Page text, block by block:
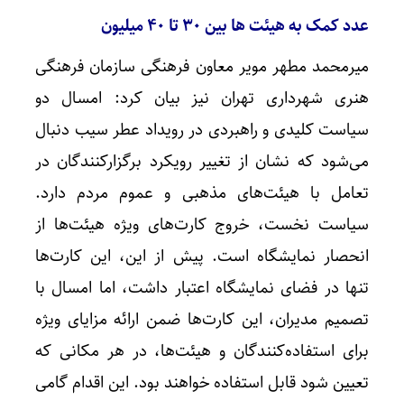
عدد کمک به هیئت ها بین ۳۰ تا ۴۰ میلیون
میرمحمد مطهر مویر معاون فرهنگی سازمان فرهنگی
هنری شهرداری تهران نیز بیان کرد: امسال دو
سیاست کلیدی و راهبردی در رویداد عطر سیب دنبال
می‌شود که نشان از تغییر رویکرد برگزارکنندگان در
تعامل با هیئت‌های مذهبی و عموم مردم دارد.
سیاست نخست، خروج کارت‌های ویژه هیئت‌ها از
انحصار نمایشگاه است. پیش از این، این کارت‌ها
تنها در فضای نمایشگاه اعتبار داشت، اما امسال با
تصمیم مدیران، این کارت‌ها ضمن ارائه مزایای ویژه
برای استفاده‌کنندگان و هیئت‌ها، در هر مکانی که
تعیین شود قابل استفاده خواهند بود. این اقدام گامی